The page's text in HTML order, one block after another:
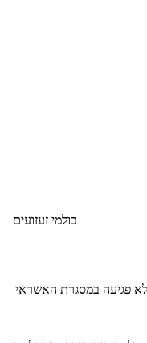
בולמי זעזועים
פגיעה במסגרת האשראי